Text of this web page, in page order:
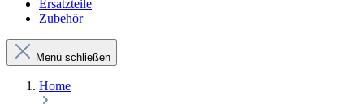
Ersatzteile
Zubehör
Menü schließen
Home